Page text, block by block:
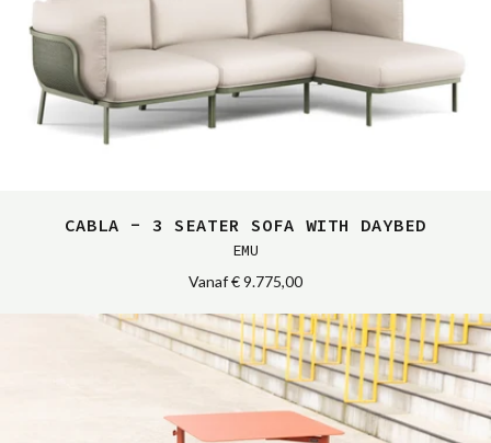
CABLA - 3 SEATER SOFA WITH DAYBED
EMU
Vanaf€ 9.775,00